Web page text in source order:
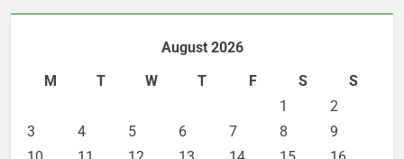
August 2026
M
T W T F S
S
1
2
3
4 5 6 7 8
9